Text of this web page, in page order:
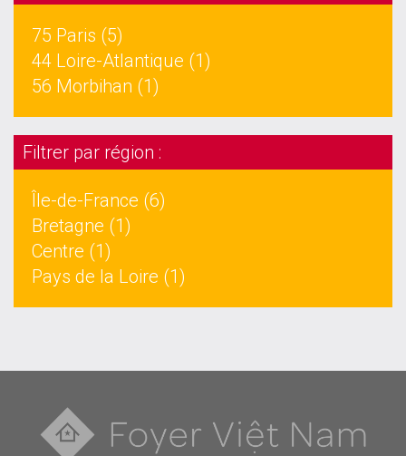
75 Paris (5)
44 Loire-Atlantique (1)
56 Morbihan (1)
Filtrer par région :
Île-de-France (6)
Bretagne (1)
Centre (1)
Pays de la Loire (1)